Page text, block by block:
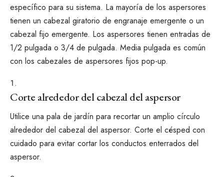
específico para su sistema. La mayoría de los aspersores
tienen un cabezal giratorio de engranaje emergente o un
cabezal fijo emergente. Los aspersores tienen entradas de
1/2 pulgada o 3/4 de pulgada. Media pulgada es común
con los cabezales de aspersores fijos pop-up.
Corte alrededor del cabezal del aspersor
Utilice una pala de jardín para recortar un amplio círculo
alrededor del cabezal del aspersor. Corte el césped con
cuidado para evitar cortar los conductos enterrados del
aspersor.